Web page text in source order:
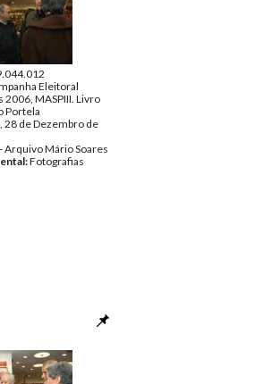
Eleitoral
2006, MASPIII. Livro
Portela
28 de Dezembro de
Arquivo Mário Soares
Fotografias